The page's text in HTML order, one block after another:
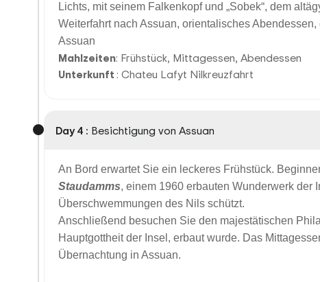
Lichts, mit seinem Falkenkopf und „Sobek“, dem
Weiterfahrt nach Assuan, orientalisches
Assuan
Mahlzeiten: Frühstück, Mittagessen, Abendessen
Unterkunft : Chateu Lafyt Nilkreuzfahrt
Day 4 : Besichtigung von Assuan
An Bord erwartet Sie ein leckeres Frühstück.
Staudamms, einem 1960 erbauten Wunderwerk der
Überschwemmungen des Nils schützt.
Anschließend besuchen Sie den majestätischen
Hauptgottheit der Insel, erbaut wurde. Das
Übernachtung in Assuan.